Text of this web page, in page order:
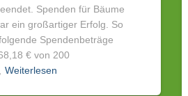
Spenden für Bäume
ein großartiger Erfolg. So
Spendenbeträge
€ von 200
Weiterlesen